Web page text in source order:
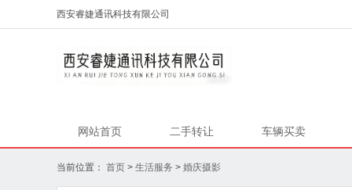
西安睿婕通讯科技有限公司
网站首页 二手转让 车辆买卖
当前位置： 首页 > 生活服务 > 婚庆摄影